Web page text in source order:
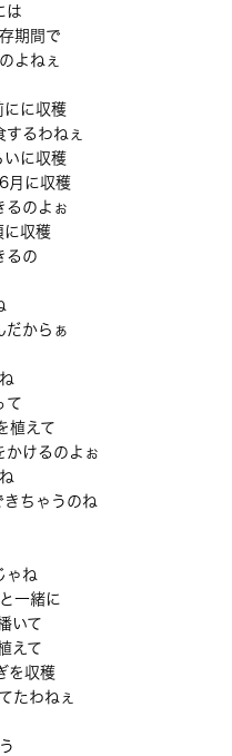
は
期間で
よねぇ
に収穫
るわねぇ
に収穫
に収穫
るのよぉ
収穫
るの
だからぁ
て
植えて
かけるのよぉ
ちゃうのね
ゃね
一緒に
いて
えて
を収穫
たわねぇ